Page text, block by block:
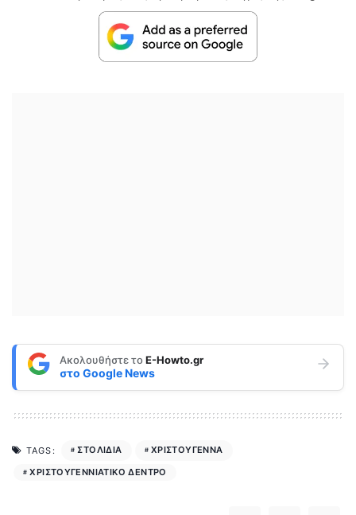
Ακολουθήστε τοE-Howto.gr
στο Google News
TAGS: ΣΤΟΛΙΔΙΑ
ΧΡΙΣΤΟΥΓΕΝΝΑ
ΧΡΙΣΤΟΥΓΕΝΝΙΑΤΙΚΟ ΔΕΝΤΡΟ